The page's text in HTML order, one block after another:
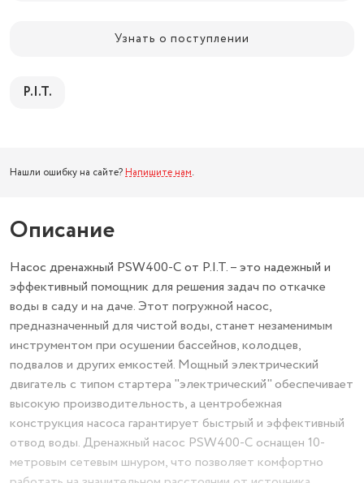
Узнать о поступлении
P.I.T.
Нашли ошибку на сайте? Напишите нам.
Описание
Насос дренажный PSW400-C от P.I.T. – это надежный и
эффективный помощник для решения задач по откачке
воды в саду и на даче. Этот погружной насос,
предназначенный для чистой воды, станет незаменимым
инструментом при осушении бассейнов, колодцев,
подвалов и других емкостей. Мощный электрический
двигатель с типом стартера "электрический" обеспечивает
высокую производительность, а центробежная
конструкция насоса гарантирует быстрый и эффективный
отвод воды. Дренажный насос PSW400-C оснащен 10-
метровым сетевым шнуром, что позволяет комфортно